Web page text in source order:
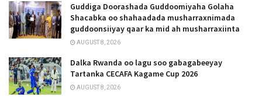
Guddiga Doorashada Guddoomiyaha Golaha
Shacabka oo shahaadada musharraxnimada
guddoonsiiyay qaar ka mid ah musharraxiinta
AUGUST 8, 2026
Dalka Rwanda oo lagu soo gabagabeeyay
Tartanka CECAFA Kagame Cup 2026
AUGUST 8, 2026